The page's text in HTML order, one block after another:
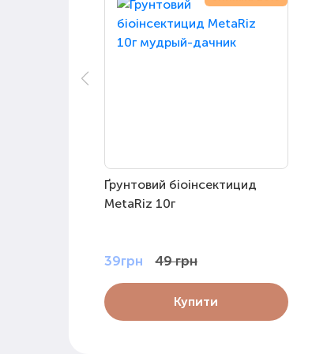
Ґрунтовий біоінсектицид
MetaRiz 10г
39грн 49 грн
Купити